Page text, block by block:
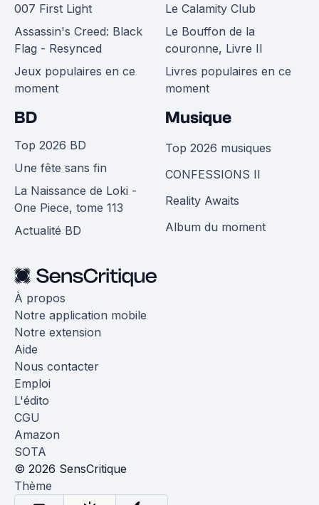
007 First Light
Assassin's Creed: Black
Flag - Resynced
Jeux populaires en ce
moment
Le Calamity Club
Le Bouffon de la
couronne, Livre II
Livres populaires en ce
moment
BD
Top 2026 BD
Une fête sans fin
La Naissance de Loki -
One Piece, tome 113
Actualité BD
Musique
Top 2026 musiques
CONFESSIONS II
Reality Awaits
Album du moment
À propos
Notre application mobile
Notre extension
Aide
Nous contacter
Emploi
L'édito
CGU
Amazon
SOTA
© 2026 SensCritique
Thème